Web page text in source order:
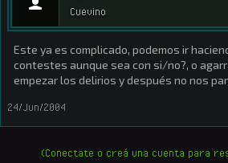
Cuevino
Este ya es complicado, podemos ir
contestes aunque sea con si/no?, o
empezar los delirios y después no nos
24/Jun/2004
(Conectate o creá una cuenta para